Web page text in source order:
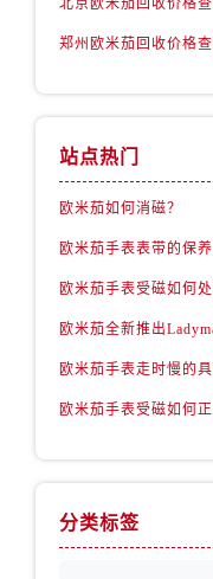
站点热门
欧米茄如何消磁？
欧米茄手表表带的保养
欧米茄手表受磁如何
欧米茄全新推出
欧米茄手表走时慢的
欧米茄手表受磁如何
分类标签